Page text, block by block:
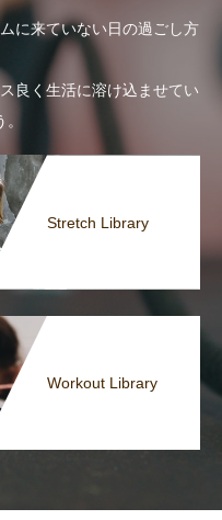
に来ていない日の過ごし方
良く生活に溶け込ませてい
Stretch Library
Workout Library